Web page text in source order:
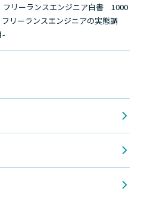
フリーランスエンジニア白書 1000
リーランスエンジニアの実態調
-